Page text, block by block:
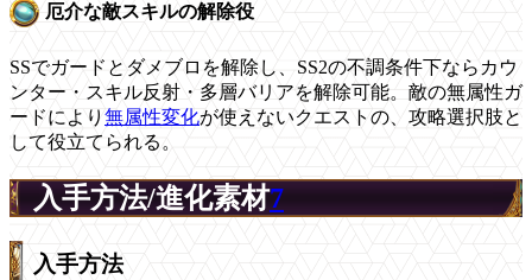
厄介な敵スキルの解除役
SSでガードとダメブロを解除し、SS2の不調条件下ならカウ
ンター・スキル反射・多層バリアを解除可能。敵の無属性ガ
ードにより 無属性変化が使えないクエストの、攻略選択肢と
して役立てられる。
入手方法/進化素材7
入手方法